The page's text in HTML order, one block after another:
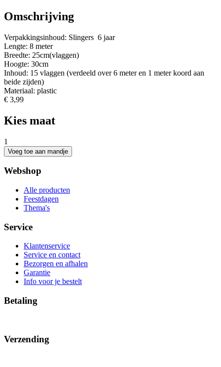
Omschrijving
Verpakkingsinhoud: Slingers 6 jaar
Lengte: 8 meter
Breedte: 25cm(vlaggen)
Hoogte: 30cm
Inhoud: 15 vlaggen (verdeeld over 6 meter en 1 meter koord aan
beide zijden)
Materiaal: plastic
€ 3,99
Kies maat
1
Webshop
Alle producten
Feestdagen
Thema's
Service
Klantenservice
Service en contact
Bezorgen en afhalen
Garantie
Info voor je bestelt
Betaling
Verzending